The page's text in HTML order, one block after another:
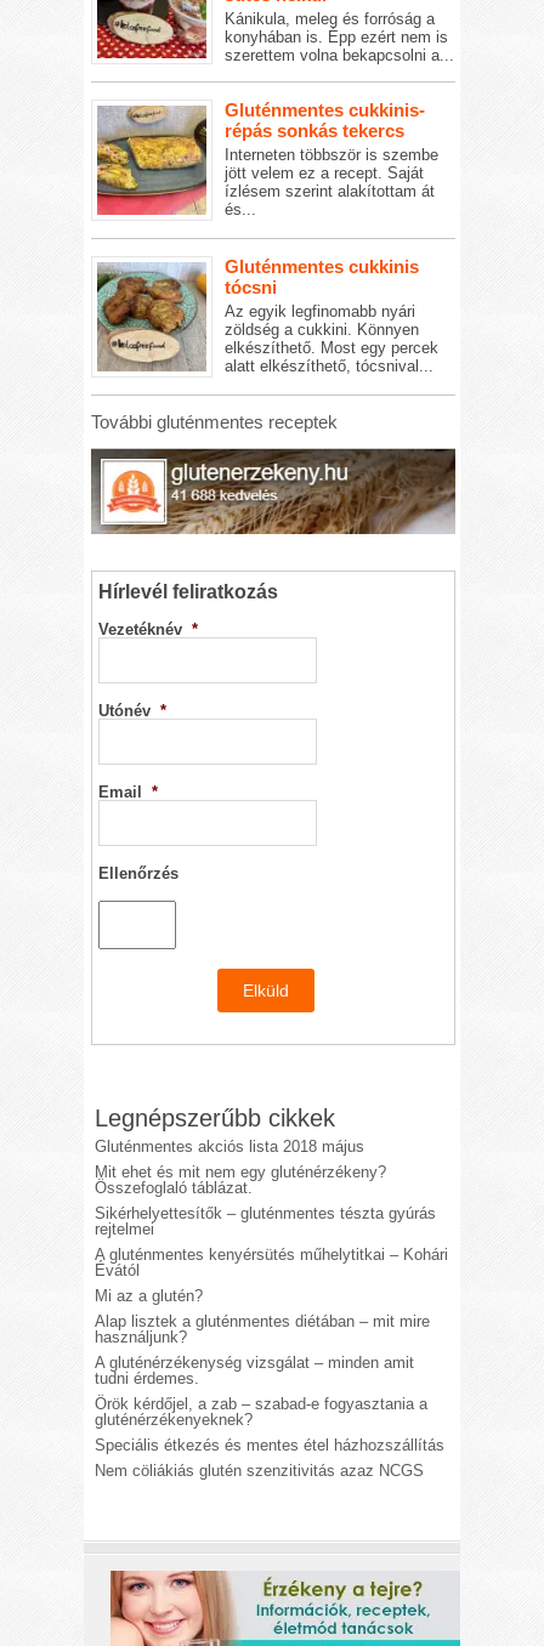
Kánikula, meleg és forróság a
konyhában is. Épp ezért nem is
szerettem volna bekapcsolni a...
Gluténmentes cukkinis-
répás sonkás tekercs
Interneten többször is szembe
jött velem ez a recept. Saját
ízlésem szerint alakítottam át
és...
Gluténmentes cukkinis
tócsni
Az egyik legfinomabb nyári
zöldség a cukkini. Könnyen
elkészíthető. Most egy percek
alatt elkészíthető, tócsnival...
További gluténmentes receptek
Hírlevél feliratkozás
Vezetéknév *
Utónév *
Email *
Ellenőrzés
Legnépszerűbb cikkek
Gluténmentes akciós lista 2018 május
Mit ehet és mit nem egy gluténérzékeny?
Összefoglaló táblázat.
Sikérhelyettesítők – gluténmentes tészta gyúrás
rejtelmei
A gluténmentes kenyérsütés műhelytitkai – Kohári
Évától
Mi az a glutén?
Alap lisztek a gluténmentes diétában – mit mire
használjunk?
A gluténérzékenység vizsgálat – minden amit
tudni érdemes.
Örök kérdőjel, a zab – szabad-e fogyasztania a
gluténérzékenyeknek?
Speciális étkezés és mentes étel házhozszállítás
Nem cöliákiás glutén szenzitivitás azaz NCGS